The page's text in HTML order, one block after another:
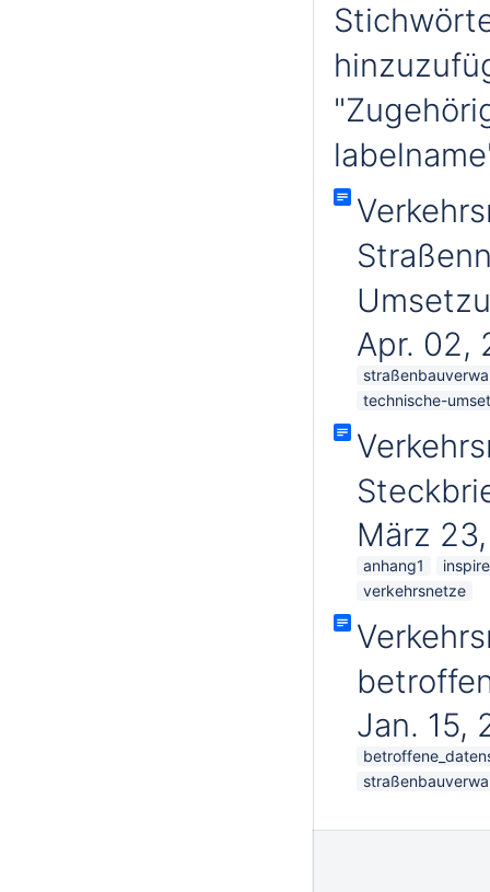
Apr. 02,
technische-
März
anhang1
inspire
verkehrsnetze
Jan. 15,